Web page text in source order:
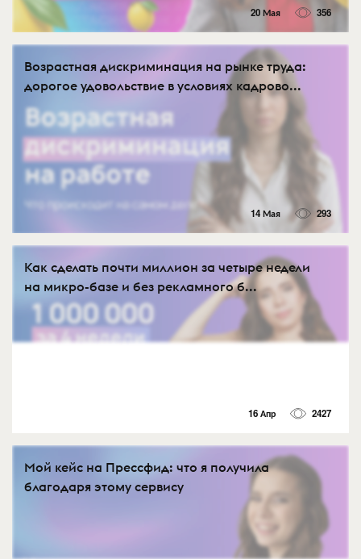
20 Мая 356
Возрастная дискриминация на рынке труда:
дорогое удовольствие в условиях кадрово...
14 Мая 293
Как сделать почти миллион за четыре недели
на микро-базе и без рекламного б...
16 Апр 2427
Мой кейс на Прессфид: что я получила
благодаря этому сервису